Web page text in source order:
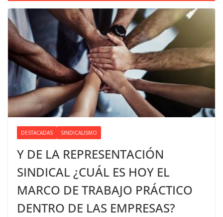
DESTACADAS SINDICALISMO
Y DE LA REPRESENTACIÓN
SINDICAL ¿CUÁL ES HOY EL
MARCO DE TRABAJO PRÁCTICO
DENTRO DE LAS EMPRESAS?